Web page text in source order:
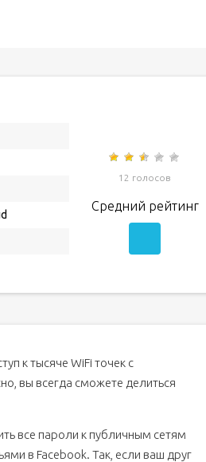
12 голосов
Средний рейтинг
к тысяче WiFi точек с
вы всегда сможете делиться
все пароли к публичным сетям
в Facebook. Так, если ваш друг